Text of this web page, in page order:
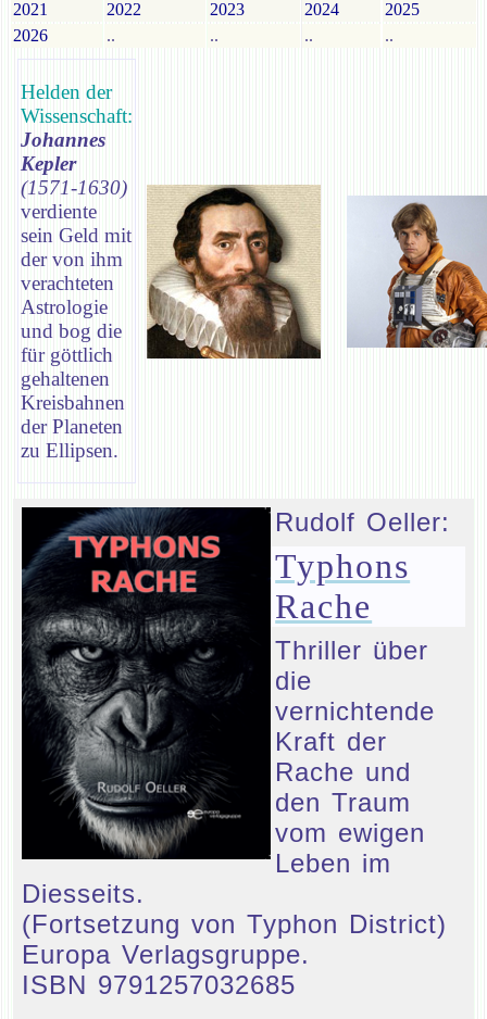
2021 2022 2023 2024
2025
2026
.. .. .. ..
Helden der
Wissenschaft:
Johannes
Kepler
(1571-1630)
verdiente
sein Geld mit
der von ihm
verachteten
Astrologie
und bog die
für göttlich
gehaltenen
Kreisbahnen
der Planeten
zu Ellipsen.
Rudolf Oeller:
Typhons
Rache
Thriller über
die
vernichtende
Kraft der
Rache und
den Traum
vom ewigen
Leben im
Diesseits.
(Fortsetzung von Typhon District)
Europa Verlagsgruppe.
ISBN 9791257032685